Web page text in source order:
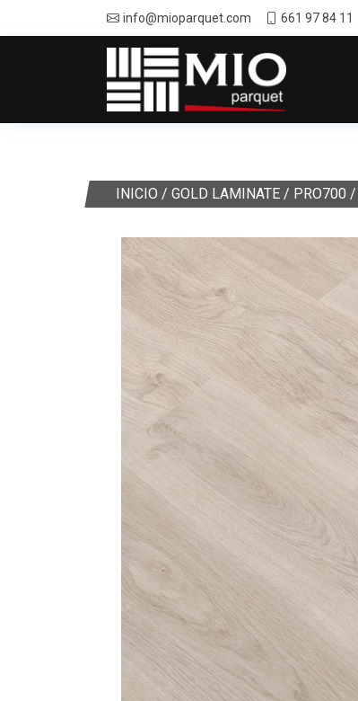
info@mioparquet.com 661 97 84 11
INICIO / GOLD LAMINATE/ PRO700 /